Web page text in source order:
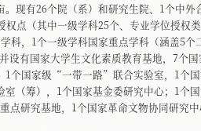
现有26个院（系）和研究生院、1个中
点（其中一级学科25个、专业学位授
，1个一级学科国家重点学科（涵盖5
有国家大学生文化素质教育基地，7个
个国家级“一带一路”联合实验室，1个
（筹），1个国家基金委研究中心；1个
点研究基地，1个国家革命文物协同研